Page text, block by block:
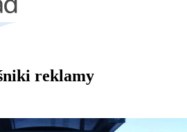
reklamy